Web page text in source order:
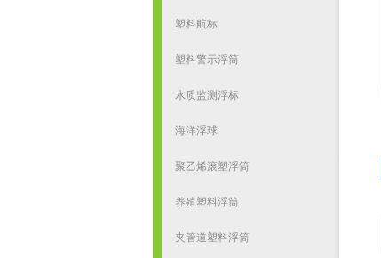
塑料航标
塑料警示浮筒
水质监测浮标
海洋浮球
聚乙烯滚塑浮筒
养殖塑料浮筒
夹管道塑料浮筒